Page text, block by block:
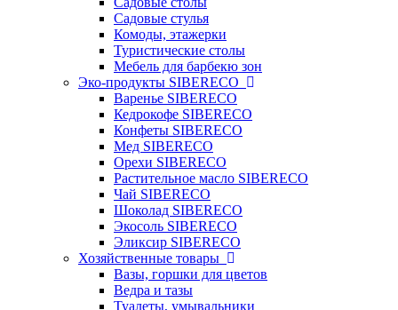
Садовые стулья
Комоды, этажерки
Туристические столы
Мебель для барбекю зон
Эко-продукты SIBERECO
Варенье SIBERECO
Кедрокофе SIBERECO
Конфеты SIBERECO
Мед SIBERECO
Орехи SIBERECO
Растительное масло SIBERECO
Чай SIBERECO
Шоколад SIBERECO
Экосоль SIBERECO
Эликсир SIBERECO
Хозяйственные товары
Вазы, горшки для цветов
Ведра и тазы
Туалеты, умывальники